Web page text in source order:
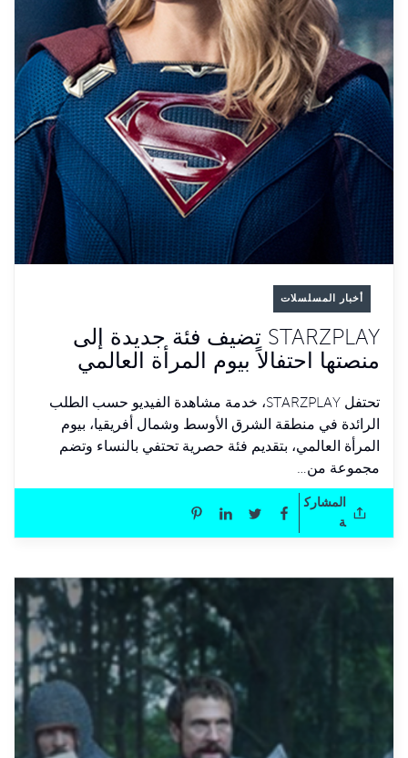
أخبار المسلسلات
STARZPLAY تضيف فئة جديدة إلى
منصتها احتفالاً بيوم المرأة العالمي
تحتفل STARZPLAY، خدمة مشاهدة الفيديو حسب الطلب
الرائدة في منطقة الشرق الأوسط وشمال أفريقيا، بيوم
المرأة العالمي، بتقديم فئة حصرية تحتفي بالنساء وتضم
مجموعة من…
المشارك
ة